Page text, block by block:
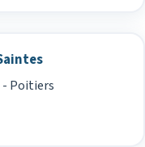
- Poitiers